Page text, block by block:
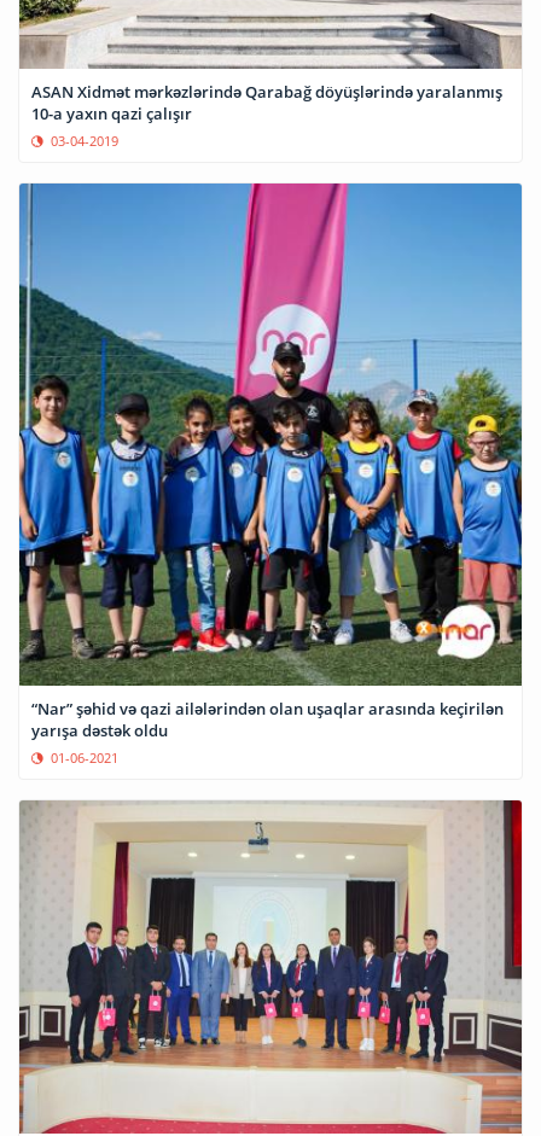
ASAN Xidmət mərkəzlərində Qarabağ döyüşlərində yaralanmış
10-a yaxın qazi çalışır
03-04-2019
“Nar” şəhid və qazi ailələrindən olan uşaqlar arasında keçirilən
yarışa dəstək oldu
01-06-2021